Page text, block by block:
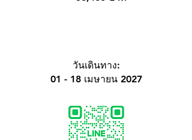
วันเดินทาง:
01 - 18 เมษายน 2027